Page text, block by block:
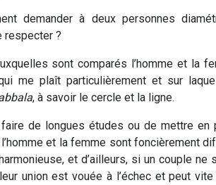
demander à deux personnes
respecter ?
sont comparés l’homme et la
me plaît particulièrement et sur
, à savoir le cercle et la ligne.
de longues études ou de mettre en
et la femme sont foncièrement
et d’ailleurs, si un couple ne
union est vouée à l’échec et peut